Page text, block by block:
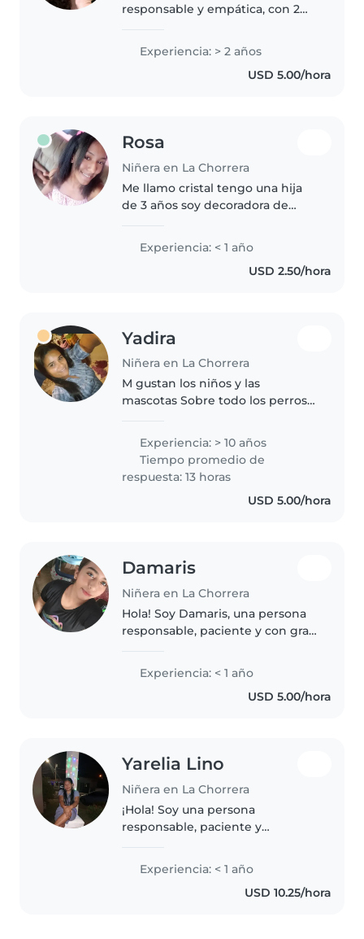
responsable y empática, con 2
bebés, niños pequeños y niños
en edad escolar. Me encanta
leerles cuentos, enseñar idiomas
Experiencia: > 2 años
USD 5.00/hora
Rosa
Niñera en La Chorrera
Me llamo cristal tengo una hija
de 3 años soy decoradora de
es niña me gusta mucho lo que
es peinarlas tengo 23 años y..
Experiencia: < 1 año
USD 2.50/hora
Yadira
Niñera en La Chorrera
M gustan los niños y las
mascotas Sobre todo los perros ,
de cuidar niños de todas las
edades , vivo en el nazareno de
la chorrera , tengo 43 años..
Experiencia: > 10 años
Tiempo promedio de
respuesta: 13 horas
USD 5.00/hora
Damaris
Niñera en La Chorrera
Hola! Soy Damaris, una persona
responsable, paciente y con gran
con experiencia cuidando a
pequeños, y me encanta
acompañarlos en su crecimiento
Experiencia: < 1 año
USD 5.00/hora
Yarelia Lino
Niñera en La Chorrera
¡Hola! Soy una persona
responsable, paciente y
experiencia en el cuidado de
niños en edad preescolar y
escolar. Tengo dos hijas y me
Experiencia: < 1 año
USD 10.25/hora